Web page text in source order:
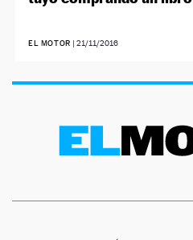
EL MOTOR | 21/11/2016